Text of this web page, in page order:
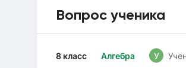
Вопрос ученика
Алгебра
8 класс У